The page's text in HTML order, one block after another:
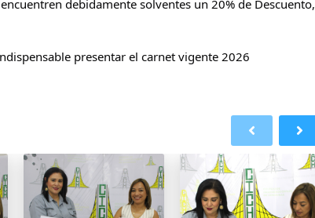
debidamente solventes un 20% de Descuento,
presentar el carnet vigente 2026